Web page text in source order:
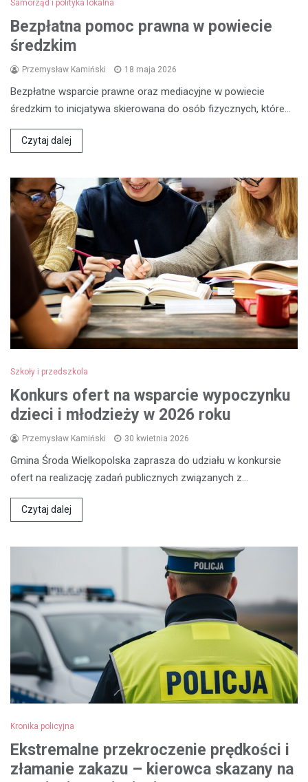
Samorząd i polityka lokalna
Bezpłatna pomoc prawna w powiecie
średzkim
Przemysław Kamiński 18 maja 2026
Bezpłatne wsparcie prawne oraz mediacyjne w powiecie
średzkim to inicjatywa skierowana do osób fizycznych, które…
Czytaj dalej
Szkoły i przedszkola
Konkurs ofert na wsparcie wypoczynku
dzieci i młodzieży w 2026 roku
Przemysław Kamiński 30 kwietnia 2026
Gmina Środa Wielkopolska zaprasza do udziału w konkursie
ofert na realizację zadań publicznych związanych z…
Czytaj dalej
Kronika policyjna
Ekstremalne przekroczenie prędkości i
złamanie zakazu – kierowca skazany na